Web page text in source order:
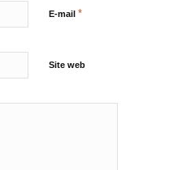
E-mail *
Site web